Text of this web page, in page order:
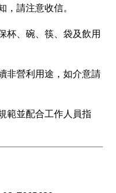
，請注意收信。
杯、碗、筷、袋及飲用
非營利用途，如介意請
範並配合工作人員指